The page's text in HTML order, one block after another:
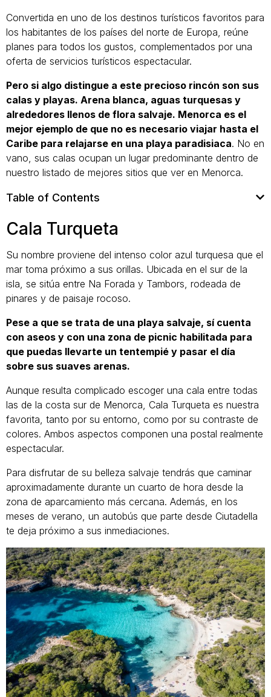
Convertida en uno de los destinos turísticos favoritos para
los habitantes de los países del norte de Europa, reúne
planes para todos los gustos, complementados por una
oferta de servicios turísticos espectacular.
Pero si algo distingue a este precioso rincón son sus
calas y playas. Arena blanca, aguas turquesas y
alrededores llenos de flora salvaje. Menorca es el
mejor ejemplo de que no es necesario viajar hasta el
Caribe para relajarse en una playa paradisiaca. No en
vano, sus calas ocupan un lugar predominante dentro de
nuestro listado de mejores sitios que ver en Menorca.
Table of Contents
Cala Turqueta
Su nombre proviene del intenso color azul turquesa que el
mar toma próximo a sus orillas. Ubicada en el sur de la
isla, se sitúa entre Na Forada y Tambors, rodeada de
pinares y de paisaje rocoso.
Pese a que se trata de una playa salvaje, sí cuenta
con aseos y con una zona de picnic habilitada para
que puedas llevarte un tentempié y pasar el día
sobre sus suaves arenas.
Aunque resulta complicado escoger una cala entre todas
las de la costa sur de Menorca, Cala Turqueta es nuestra
favorita, tanto por su entorno, como por su contraste de
colores. Ambos aspectos componen una postal realmente
espectacular.
Para disfrutar de su belleza salvaje tendrás que caminar
aproximadamente durante un cuarto de hora desde la
zona de aparcamiento más cercana. Además, en los
meses de verano, un autobús que parte desde Ciutadella
te deja próximo a sus inmediaciones.